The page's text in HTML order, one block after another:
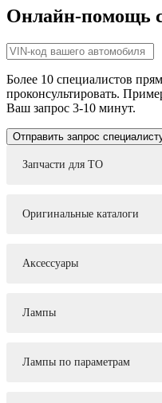
Онлайн-помощь
Более 10 специалистов
проконсультировать.
Ваш запрос 3-10 минут.
Запчасти для ТО
Оригинальные каталоги
Аксессуары
Лампы
Лампы по параметрам